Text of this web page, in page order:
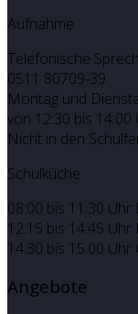
Aufnahme
Telefonische
0511 80709-39
Montag und
von 12:30 bis 14:00
Nicht in den
Schulküche
08:00 bis 11:30 Uhr
12:15 bis 14:45
14.30 bis 15.00 Uhr
Angebote